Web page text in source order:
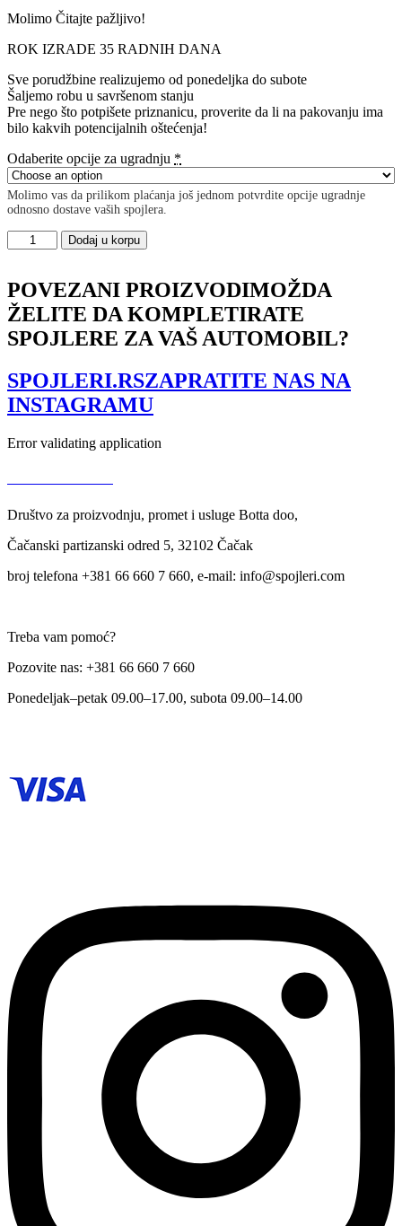
Molimo Čitajte pažljivo!
ROK IZRADE 35 RADNIH DANA
Sve porudžbine realizujemo od ponedeljka do subote
Šaljemo robu u savršenom stanju
Pre nego što potpišete priznanicu, proverite da li na pakovanju ima
bilo kakvih potencijalnih oštećenja!
Odaberite opcije za ugradnju *
Molimo vas da prilikom plaćanja još jednom potvrdite opcije ugradnje
odnosno dostave vaših spojlera.
Racing
Durability
Skirts
Diffusers
VW
Golf
7
količina
Dodaj u korpu
POVEZANI PROIZVODIMOŽDA
ŽELITE DA KOMPLETIRATE
SPOJLERE ZA VAŠ AUTOMOBIL?
SPOJLERI.RSZAPRATITE NAS NA
INSTAGRAMU
Error validating application
Društvo za proizvodnju, promet i usluge Botta doo,
Čačanski partizanski odred 5, 32102 Čačak
broj telefona +381 66 660 7 660, e-mail: info@spojleri.com
Treba vam pomoć?
Pozovite nas: +381 66 660 7 660
Ponedeljak–petak 09.00–17.00, subota 09.00–14.00